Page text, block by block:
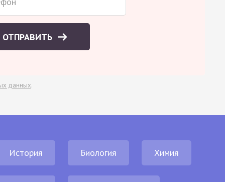
ОТПРАВИТЬ
данных.
История Биология Химия